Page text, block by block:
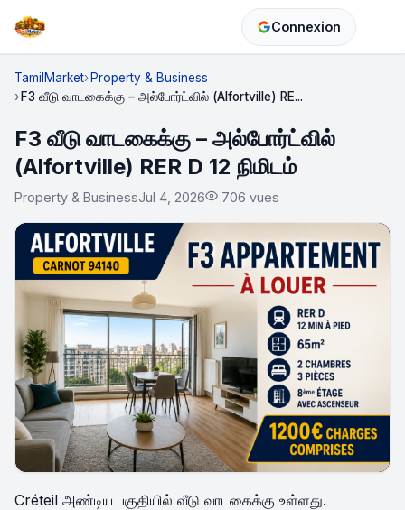
Connexion
TamilMarket Property & Business
F3 வீடு வாடகைக்கு – அல்போர்ட்வில் (Alfortville) RE...
F3 வீடு வாடகைக்கு – அல்போர்ட்வில்
(Alfortville) RER D 12 நிமிடம்
Property & BusinessJul 4, 2026 706 vues
Créteil அண்டிய பகுதியில் வீடு வாடகைக்கு உ‌ள்ளது.